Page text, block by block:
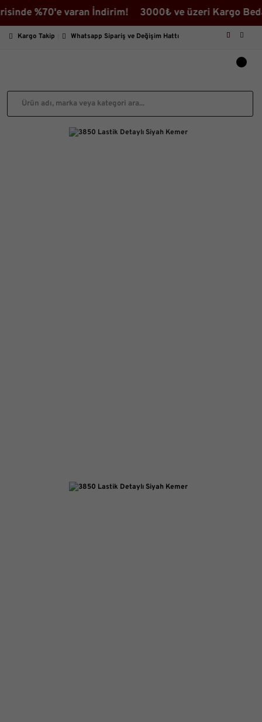
varan İndirim! 3000₺ ve üzeri Kargo
Kargo Takip Whatsapp Sipariş ve Değişim Hattı